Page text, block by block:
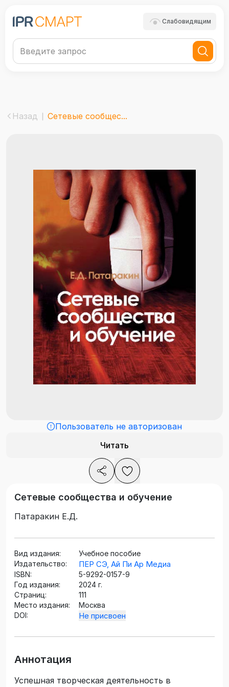
Слабовидящим
Назад Сетевые сообщес...
Пользователь не авторизован
Читать
Сетевые сообщества и обучение
Патаракин Е.Д.
Вид издания:
Учебное пособие
Издательство:
ПЕР СЭ, Ай Пи Ар Медиа
ISBN:
5-9292-0157-9
Год издания:
2024 г.
Страниц:
111
Место издания:
Москва
DOI:
Не присвоен
Аннотация
Успешная творческая деятельность в